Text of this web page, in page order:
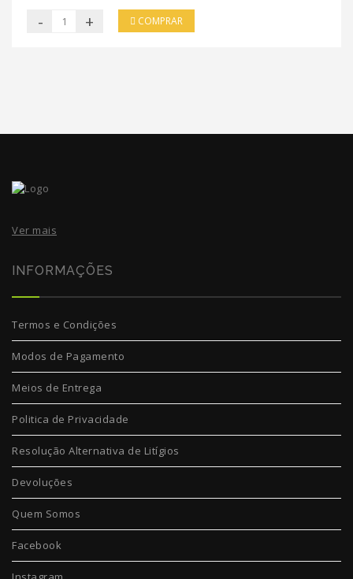
- + COMPRAR
Ver mais
INFORMAÇÕES
Termos e Condições
Modos de Pagamento
Meios de Entrega
Politica de Privacidade
Resolução Alternativa de Litígios
Devoluções
Quem Somos
Facebook